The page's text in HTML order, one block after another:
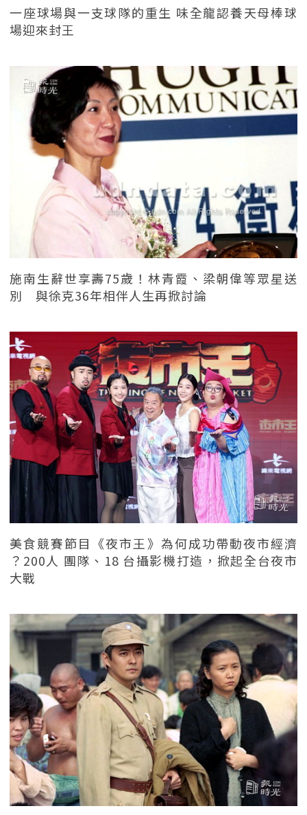
一座球場與一支球隊的重生 味全龍認養天母棒球
場迎來封王
施南生辭世享壽75歲！林青霞、梁朝偉等眾星送
別 與徐克36年相伴人生再掀討論
美食競賽節目《夜市王》為何成功帶動夜市經濟
？200人 團隊、18 台攝影機打造，掀起全台夜市
大戰